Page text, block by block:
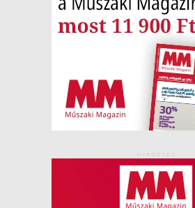
HIRDETÉS